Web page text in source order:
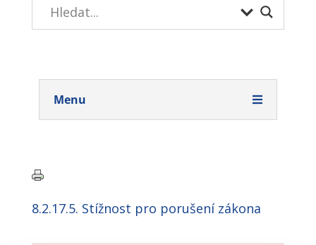
Menu
8.2.17.5. Stížnost pro porušení zákona